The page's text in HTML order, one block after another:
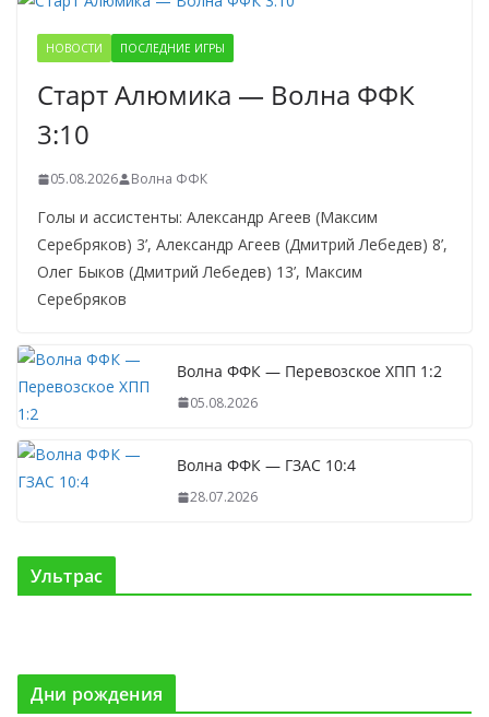
НОВОСТИ ПОСЛЕДНИЕ ИГРЫ
Старт Алюмика — Волна ФФК
3:10
05.08.2026 Волна ФФК
Голы и ассистенты: Александр Агеев (Максим
Серебряков) 3’, Александр Агеев (Дмитрий Лебедев) 8’,
Олег Быков (Дмитрий Лебедев) 13’, Максим
Серебряков
Волна ФФК — Перевозское ХПП 1:2
05.08.2026
Волна ФФК — ГЗАС 10:4
28.07.2026
Ультрас
Дни рождения